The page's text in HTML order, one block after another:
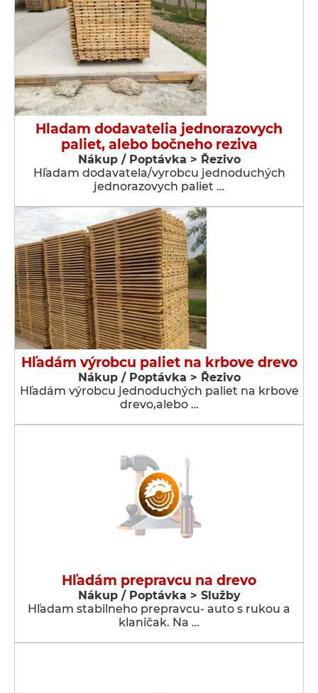
Hladam dodavatelia jednorazovych
paliet, alebo bočneho reziva
Nákup / Poptávka > Řezivo
Hľadam dodavatela/vyrobcu jednoduchých
jednorazovych paliet …
Hľadám výrobcu paliet na krbove drevo
Nákup / Poptávka > Řezivo
Hľadám výrobcu jednoduchých paliet na krbove
drevo,alebo …
Hľadám prepravcu na drevo
Nákup / Poptávka > Služby
Hľadam stabilneho prepravcu- auto s rukou a
klaničak. Na …